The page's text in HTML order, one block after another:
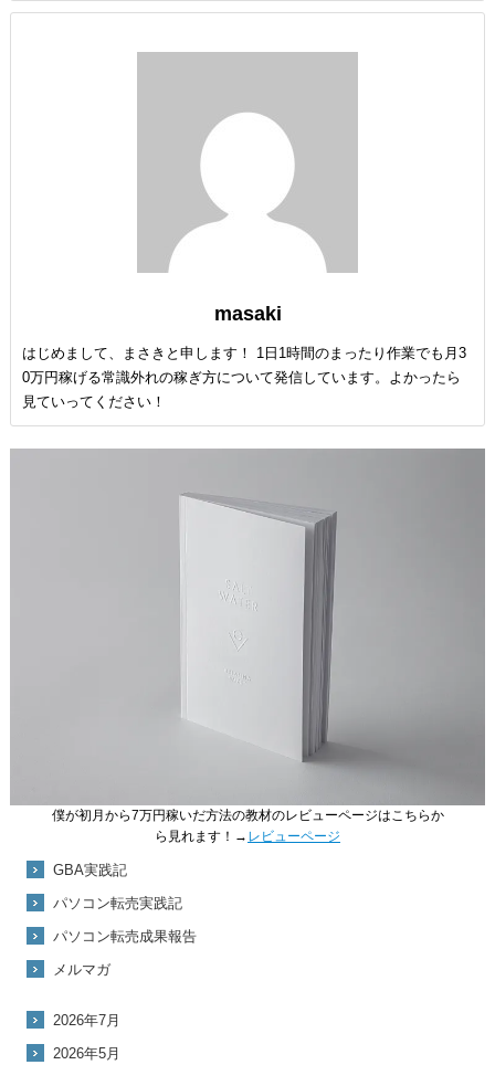
masaki
はじめまして、まさきと申します！ 1日1時間のまったり作業でも月3
0万円稼げる常識外れの稼ぎ方について発信しています。よかったら
見ていってください！
僕が初月から7万円稼いだ方法の教材のレビューページはこちらか
ら見れます！→ レビューページ
GBA実践記
パソコン転売実践記
パソコン転売成果報告
メルマガ
2026年7月
2026年5月